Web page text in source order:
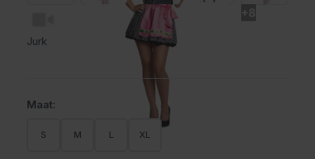
Jurk
Maat:
S M L XL